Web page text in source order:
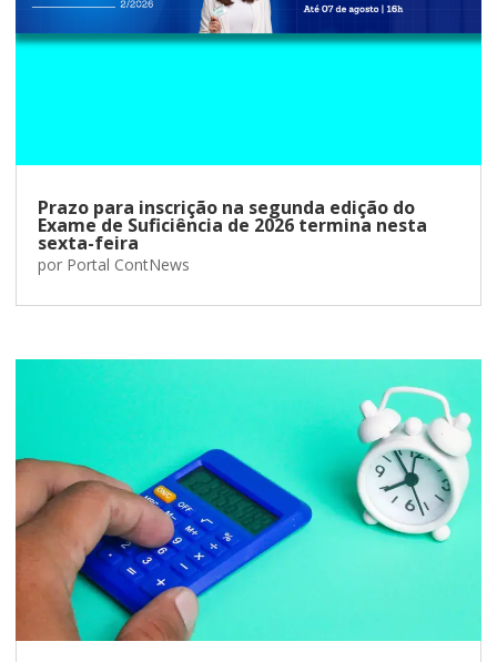
Prazo para inscrição na segunda edição do
Exame de Suficiência de 2026 termina nesta
sexta-feira
por Portal ContNews